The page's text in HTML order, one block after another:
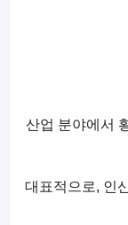
산업 분야에서
대표적으로, 인